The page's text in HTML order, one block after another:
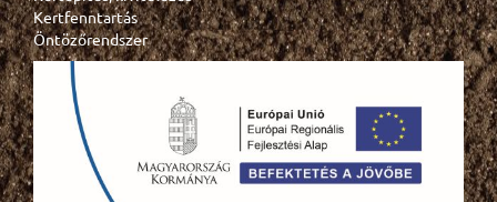
Kertfenntartás
Öntözőrendszer